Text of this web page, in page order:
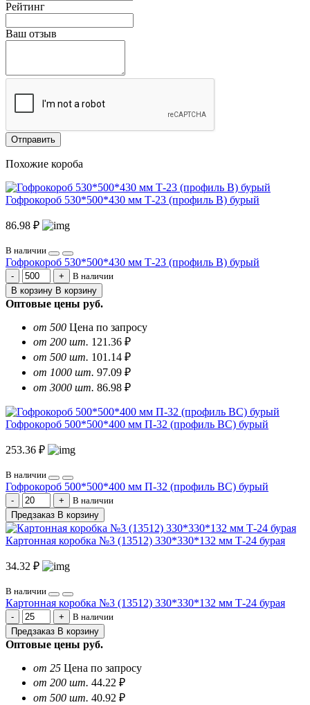
Рейтинг
Ваш отзыв
Отправить
Похожие короба
Гофрокороб 530*500*430 мм Т-23 (профиль B) бурый
86.98 ₽
В наличии
Гофрокороб 530*500*430 мм Т-23 (профиль B) бурый
В наличии
В корзину В корзину
Оптовые цены руб.
от 500 Цена по запросу
от 200 шт. 121.36 ₽
от 500 шт. 101.14 ₽
от 1000 шт. 97.09 ₽
от 3000 шт. 86.98 ₽
Гофрокороб 500*500*400 мм П-32 (профиль BC) бурый
253.36 ₽
В наличии
Гофрокороб 500*500*400 мм П-32 (профиль BC) бурый
В наличии
Предзаказ В корзину
Картонная коробка №3 (13512) 330*330*132 мм Т-24 бурая
34.32 ₽
В наличии
Картонная коробка №3 (13512) 330*330*132 мм Т-24 бурая
В наличии
Предзаказ В корзину
Оптовые цены руб.
от 25 Цена по запросу
от 200 шт. 44.22 ₽
от 500 шт. 40.92 ₽